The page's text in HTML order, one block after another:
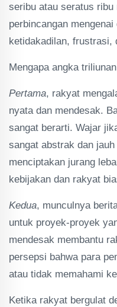
seribu atau seratus ribu
perbincangan
ketidakadilan, frustrasi,
Mengapa angka
Pertama, rakyat
nyata dan mendesak.
sangat berarti. Wajar
sangat abstrak dan
menciptakan jurang
kebijakan dan rakyat
Kedua, munculnya
untuk proyek-proyek
mendesak membantu
persepsi bahwa para
atau tidak memahami
Ketika rakyat bergulat